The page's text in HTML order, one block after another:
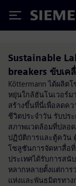
Siemens
Sustainable
breakers ขับเ
Köttermann ได้ผลิ
หยุ่นใกล้ฮันโนเวอร์
สร้างขึ้นที่นี่เพื่อลดค
ชีวิตประจำวัน รับปร
สภาพแวดล้อมที่ปลอ
ปฏิบัติการและตู้ควัน
โซลูชันการจัดหาสื่อที่
ประเทศได้รับการส
หลากหลายตั้งแต่การ
แห่งและพันธมิตรทา